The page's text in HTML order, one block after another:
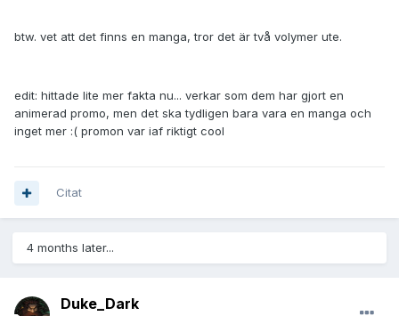
btw. vet att det finns en manga, tror det är två volymer ute.
edit: hittade lite mer fakta nu... verkar som dem har gjort en
animerad promo, men det ska tydligen bara vara en manga och
inget mer :( promon var iaf riktigt cool
Citat
4 months later...
Duke_Dark